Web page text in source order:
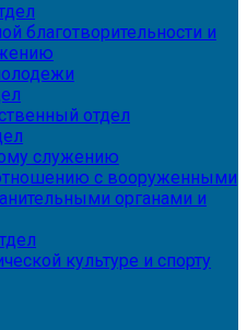
благотворительности и
отдел
служению
с вооруженными
органами и
культуре и спорту